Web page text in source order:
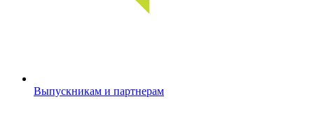
Выпускникам и партнерам